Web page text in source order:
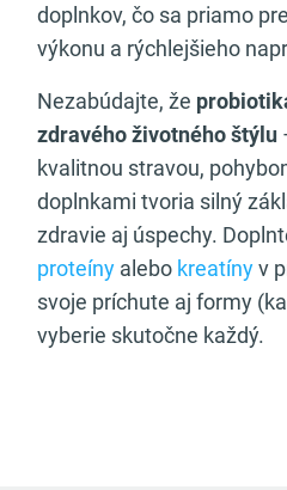
doplnkov, čo sa priamo
výkonu a rýchlejšieho
Nezabúdajte, že
zdravého životného štýlu
kvalitnou stravou,
doplnkami tvoria silný
zdravie aj úspechy.
proteíny alebo kreatínyv
svoje príchute aj formy
vyberie skutočne každý.